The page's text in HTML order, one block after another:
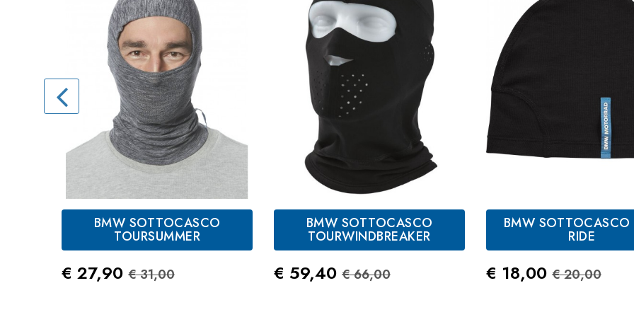
Antracite
BMW SOTTOCASCO
TOURSUMMER
Prezzo
€ 27,90 Prezzo Standard
€ 31,00
Antracite
BMW SOTTOCASCO
TOURWINDBREAKER
Prezzo
€ 59,40 Prezzo Standard
€ 66,00
Antracite
BMW SOTTOCASCO
RIDE
Prezzo
€ 18,00 Prezzo
€ 20,00